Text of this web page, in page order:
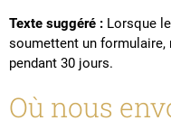
Texte suggéré : Lorsque
soumettent un formulaire,
pendant 30 jours.
Où nous